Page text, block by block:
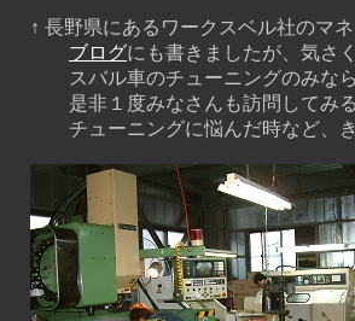
↑ 長野県にあるワークスベル社のマネ
ブログにも書きましたが、気さ
スバル車のチューニングのみならず
是非１度みなさんも訪問してみる
チューニングに悩んだ時など、き